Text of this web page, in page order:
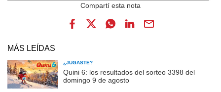
MÁS LEÍDAS
¿JUGASTE?
Quini 6: los resultados del sorteo 3398 del
domingo 9 de agosto